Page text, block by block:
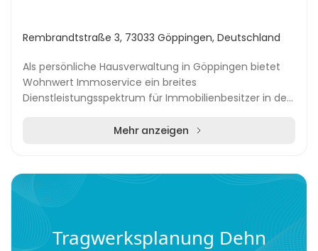
Rembrandtstraße 3, 73033 Göppingen, Deutschland
Als persönliche Hausverwaltung in Göppingen bietet
Wohnwert Immoservice ein breites
Dienstleistungsspektrum für Immobilienbesitzer in der
Mehr anzeigen
Tragwerksplanung Dehn